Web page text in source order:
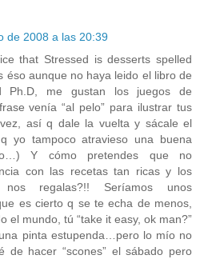
de 2008 a las 20:39
that Stressed is desserts spelled
aunque no haya leido el libro de
Ph.D, me gustan los juegos de
venía “al pelo” para ilustrar tus
así q dale la vuelta y sácale el
yo tampoco atravieso una buena
Y cómo pretendes que no
con las recetas tan ricas y los
nos regalas?!! Seríamos unos
es cierto q se te echa de menos,
el mundo, tú “take it easy, ok man?”
pinta estupenda…pero lo mío no
hacer “scones” el sábado pero